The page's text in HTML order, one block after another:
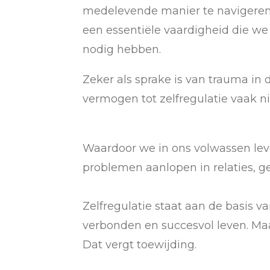
medelevende manier te
een essentiële vaardigheid die
nodig hebben.
Zeker als sprake is van trauma in
vermogen tot zelfregulatie vaak
Waardoor we in ons volwassen
problemen aanlopen in relaties,
Zelfregulatie staat aan de basis
verbonden en succesvol leven.
Dat vergt toewijding.